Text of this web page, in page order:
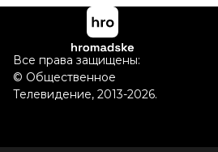
Все права защищены:
© Общественное
Телевидение, 2013-2026.